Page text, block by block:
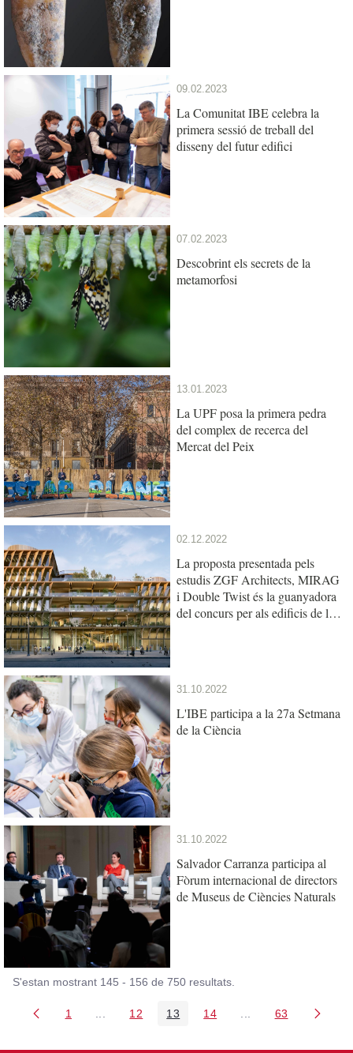
09.02.2023
La Comunitat IBE celebra la
primera sessió de treball del
disseny del futur edifici
07.02.2023
Descobrint els secrets de la
metamorfosi
13.01.2023
La UPF posa la primera pedra
del complex de recerca del
Mercat del Peix
02.12.2022
La proposta presentada pels
estudis ZGF Architects, MIRAG
i Double Twist és la guanyadora
del concurs per als edificis de la
31.10.2022
L'IBE participa a la 27a Setmana
de la Ciència
31.10.2022
Salvador Carranza participa al
Fòrum internacional de directors
de Museus de Ciències Naturals
S'estan mostrant 145 - 156 de 750 resultats.
Pàgina
1 Pàgines intermèdies Utilitzeu TAB per navegar.
Pàgina
12 Pàgina
13 Pàgina
14 PàginesPàgina
63